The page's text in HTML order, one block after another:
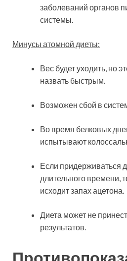
заболеваний органов
системы.
Минусы атомной диеты:
Вес будет уходить, но
назвать быстрым.
Возможен сбой в
Во время белковых
испытывают
Если придерживаться
длительного времени,
исходит запах ацетона.
Диета может не
результатов.